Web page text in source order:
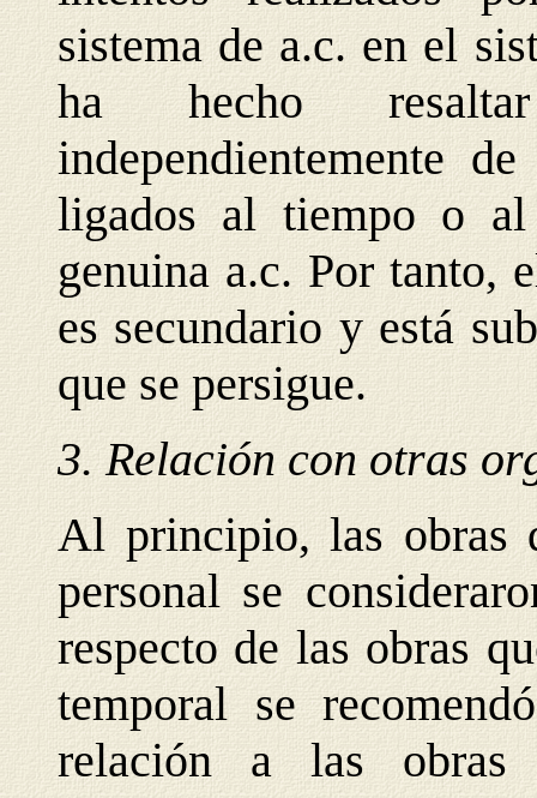
sistema de a.c. en el
ha hecho
independientemente
ligados al tiempo o al
genuina a.c. Por tanto,
es secundario y está
que se persigue.
3. Relación con otras
Al principio, las obras
personal se
respecto de las obras
temporal se
relación a las obras